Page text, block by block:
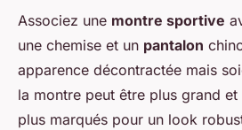
Associez une montre sportive
une chemise et un pantalon
apparence décontractée mais
la montre peut être plus grand
plus marqués pour un look